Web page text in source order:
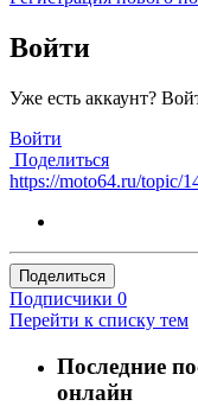
Войти
Уже есть аккаунт?
Войти
Поделиться
https://moto64.ru/topic/
Поделиться
Подписчики 0
Перейти к списку тем
Последние
онлайн